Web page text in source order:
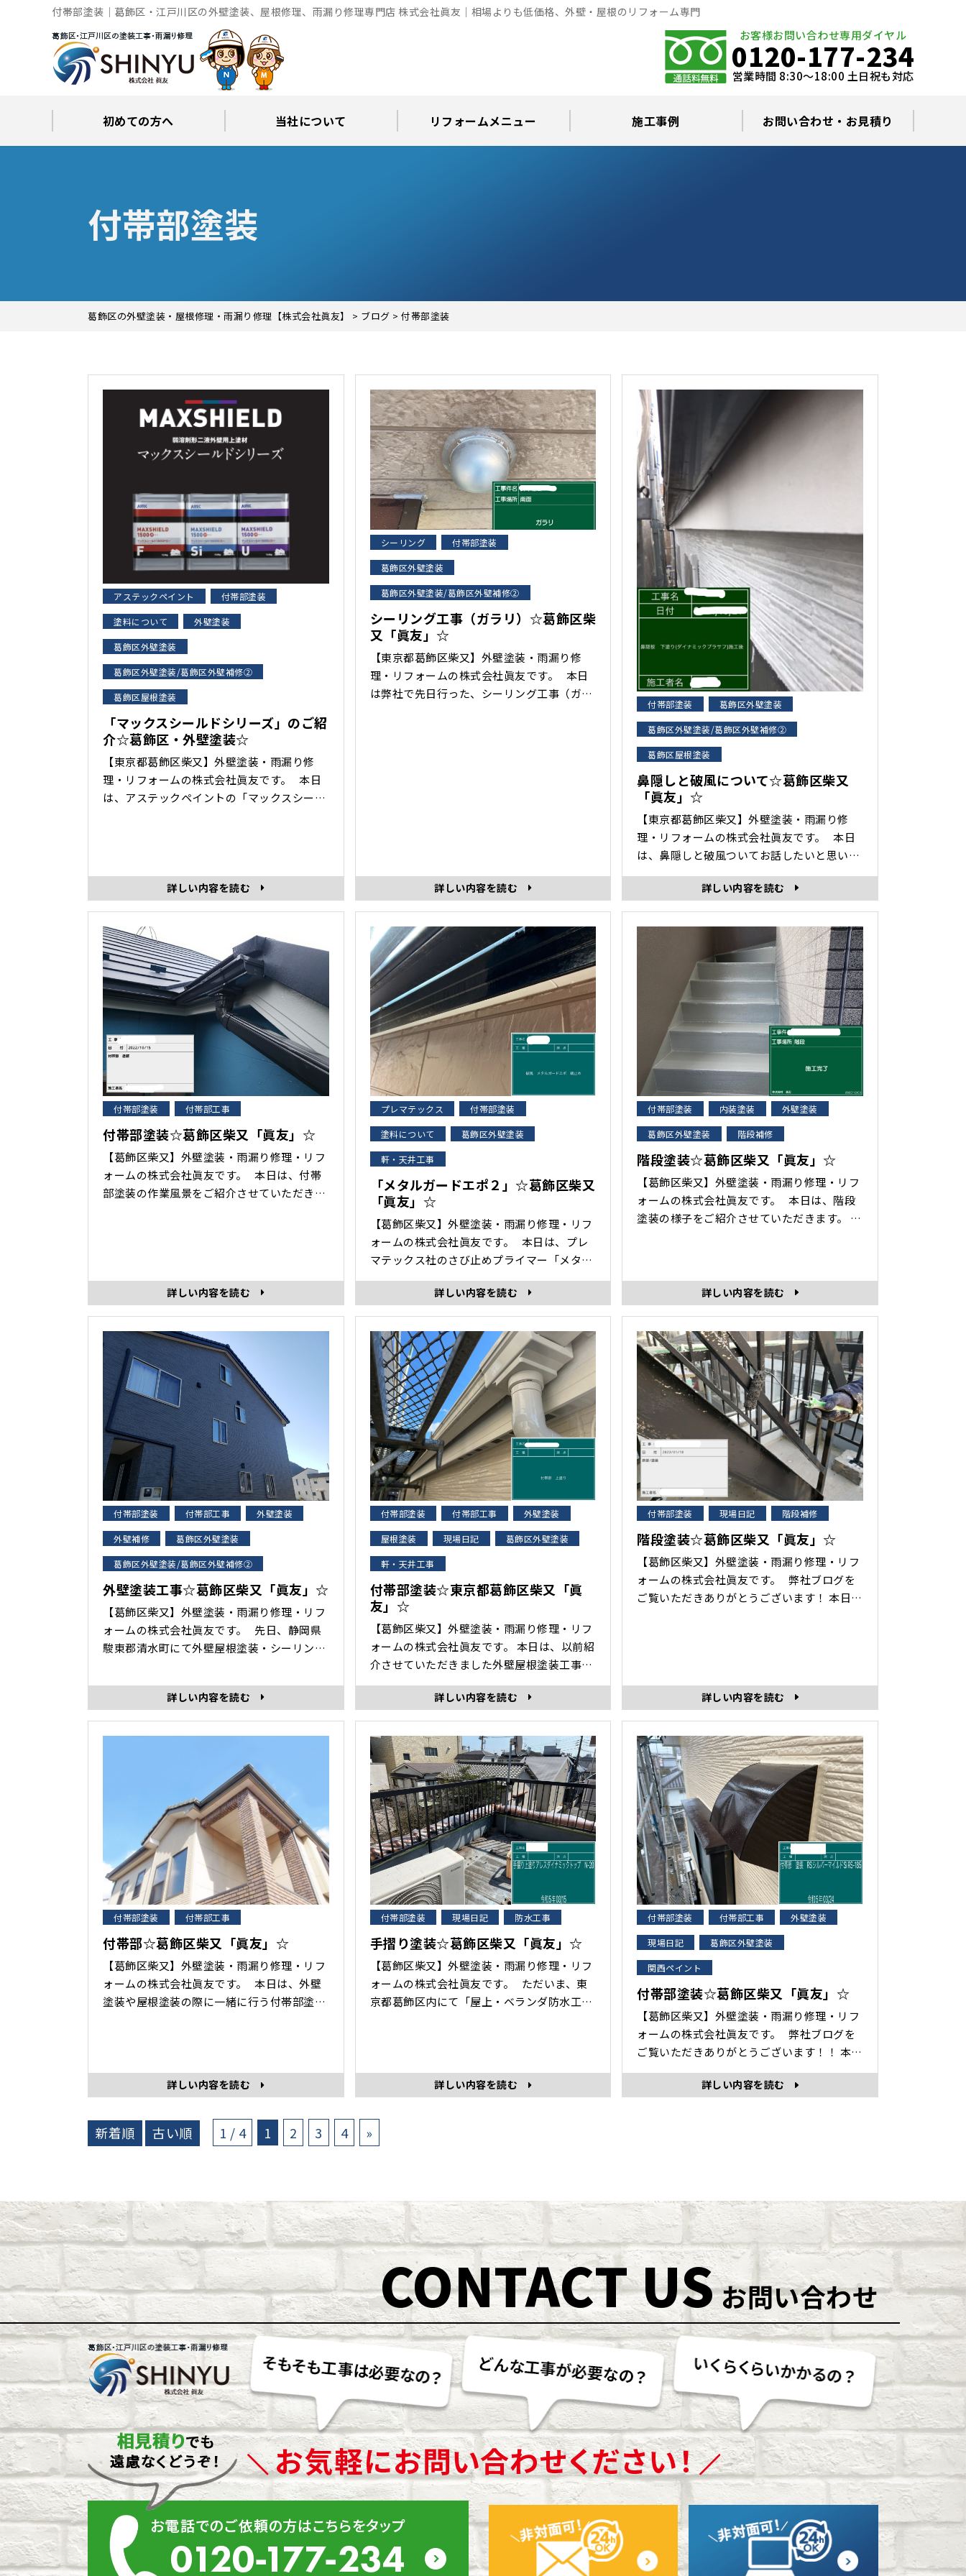
付帯部塗装｜葛飾区・江戸川区の外壁塗装、屋根修理、雨漏り修理専門店 株式会社眞友｜相場よりも低価格、外壁・屋根のリフォーム専門
お客様お問い合わせ専用ダイヤル
0120-177-234
営業時間 8:30～18:00 土日祝も対応
初めての方へ 当社について リフォームメニュー 施工事例 お問い合わせ・お見積り
付帯部塗装
葛飾区の外壁塗装・屋根修理・雨漏り修理【株式会社眞友】 > ブログ > 付帯部塗装
アステックペイント 付帯部塗装
塗料について 外壁塗装
葛飾区外壁塗装
葛飾区外壁塗装/葛飾区外壁補修②
葛飾区屋根塗装
「マックスシールドシリーズ」のご紹
介☆葛飾区・外壁塗装☆
【東京都葛飾区柴又】外壁塗装・雨漏り修
理・リフォームの株式会社眞友です。 本日
は、アステックペイントの「マックスシール
低汚染性が特長の弱溶剤形塗料です。戸建
て・アパート・マンション･･･
詳しい内容を読む
シーリング 付帯部塗装
葛飾区外壁塗装
葛飾区外壁塗装/葛飾区外壁補修②
シーリング工事（ガラリ）☆葛飾区柴
又「眞友」☆
【東京都葛飾区柴又】外壁塗装・雨漏り修
理・リフォームの株式会社眞友です。 本日
は弊社で先日行った、シーリング工事（ガラ
詳しい内容を読む
付帯部塗装 葛飾区外壁塗装
葛飾区外壁塗装/葛飾区外壁補修②
葛飾区屋根塗装
鼻隠しと破風について☆葛飾区柴又
「眞友」☆
【東京都葛飾区柴又】外壁塗装・雨漏り修
理・リフォームの株式会社眞友です。 本日
は、鼻隠しと破風ついてお話したいと思いま
す。 よく見積書に「付帯部」と記載されてい
ることがありますが、こちらはその付帯部に
入ります。 付帯部とは 建物本体についてい
るさまざまなパーツのことです。 壁面と屋根
以外の細かな部分すべて、と言い換えても構
いません。 ･･･
詳しい内容を読む
付帯部塗装 付帯部工事
付帯部塗装☆葛飾区柴又「眞友」☆
【葛飾区柴又】外壁塗装・雨漏り修理・リフ
ォームの株式会社眞友です。 本日は、付帯
部塗装の作業風景をご紹介させていただきま
を司っています。 そのため、付帯･･･
詳しい内容を読む
プレマテックス 付帯部塗装
塗料について 葛飾区外壁塗装
軒・天井工事
「メタルガードエポ２」☆葛飾区柴又
「眞友」☆
【葛飾区柴又】外壁塗装・雨漏り修理・リフ
ォームの株式会社眞友です。 本日は、プレ
マテックス社のさび止めプライマー「メタル
ガードエポ２」をご紹介します。 弊社はプ
レマテックス認定加盟店です。 プレマテック
ス社 2021年実績ランキング『関東3位』
「メタルガードエポ２」は、金属部への驚異
のサビ止め効果･･･
詳しい内容を読む
付帯部塗装 内装塗装 外壁塗装
葛飾区外壁塗装 階段補修
階段塗装☆葛飾区柴又「眞友」☆
【葛飾区柴又】外壁塗装・雨漏り修理・リフ
ォームの株式会社眞友です。 本日は、階段
塗装の様子をご紹介させていただきます。
詳しい内容を読む
付帯部塗装 付帯部工事 外壁塗装
外壁補修 葛飾区外壁塗装
葛飾区外壁塗装/葛飾区外壁補修②
外壁塗装工事☆葛飾区柴又「眞友」☆
【葛飾区柴又】外壁塗装・雨漏り修理・リフ
ォームの株式会社眞友です。 先日、静岡県
駿東郡清水町にて外壁屋根塗装・シーリング
前回は軒天塗装・屋根塗装の様子を紹介させ
ていただきました。 本日は、外壁・外構・付
帯部塗装の様子を紹介します。 ＜付帯部塗
装＞ ＜外壁･･･
詳しい内容を読む
付帯部塗装 付帯部工事 外壁塗装
屋根塗装 現場日記 葛飾区外壁塗装
軒・天井工事
付帯部塗装☆東京都葛飾区柴又「眞
友」☆
【葛飾区柴又】外壁塗装・雨漏り修理・リフ
ォームの株式会社眞友です。 本日は、以前紹
介させていただきました外壁屋根塗装工事の
外壁屋根以外の部分の塗装「付帯部塗装」施
工時の様子を紹介していきます。 付帯部塗
装 密着剤（強力な密着力が得られる安全性
の高いプライマーを使用） 上塗り
･･･
詳しい内容を読む
付帯部塗装 現場日記 階段補修
階段塗装☆葛飾区柴又「眞友」☆
【葛飾区柴又】外壁塗装・雨漏り修理・リフ
ォームの株式会社眞友です。 弊社ブログを
ご覧いただきありがとうございます！ 本日
てしまうと、穴があくなど腐食に繋がってし
まうため、定期･･･
詳しい内容を読む
付帯部塗装 付帯部工事
付帯部☆葛飾区柴又「眞友」☆
【葛飾区柴又】外壁塗装・雨漏り修理・リフ
ォームの株式会社眞友です。 本日は、外壁
塗装や屋根塗装の際に一緒に行う付帯部塗装
のことです。 外壁塗装や屋根塗装の際に、一
詳しい内容を読む
付帯部塗装 現場日記 防水工事
手摺り塗装☆葛飾区柴又「眞友」☆
【葛飾区柴又】外壁塗装・雨漏り修理・リフ
ォームの株式会社眞友です。 ただいま、東
京都葛飾区内にて「屋上・ベランダ防水工
ミックTOP」関西ペ･･･
詳しい内容を読む
付帯部塗装 付帯部工事 外壁塗装
現場日記 葛飾区外壁塗装
関西ペイント
付帯部塗装☆葛飾区柴又「眞友」☆
【葛飾区柴又】外壁塗装・雨漏り修理・リフ
ォームの株式会社眞友です。 弊社ブログを
ご覧いただきありがとうございます！！ 本日
は、付帯部塗装について、実際の作業風景と
共に紹介します。 ＊ … * … ＊ … * …＊ … *詳しい内容を読む
新着順 古い順 1 / 4 1 2 3 4 »
CONTACT USお問い合わせ